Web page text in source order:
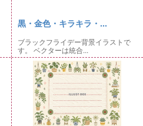
黒・金色・キラキラ・...
ブラックフライデー背景イラストで
す。 ベクターは統合...